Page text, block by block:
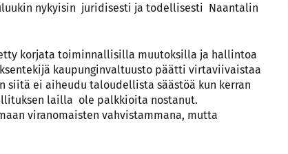
nykyisin juridisesti ja todellisesti Naantalin
korjata toiminnallisilla muutoksilla ja hallintoa
kaupunginvaltuusto päätti virtaviivaistaa
siitä ei aiheudu taloudellista säästöä kun kerran
lailla ole palkkioita nostanut.
viranomaisten vahvistammana, mutta